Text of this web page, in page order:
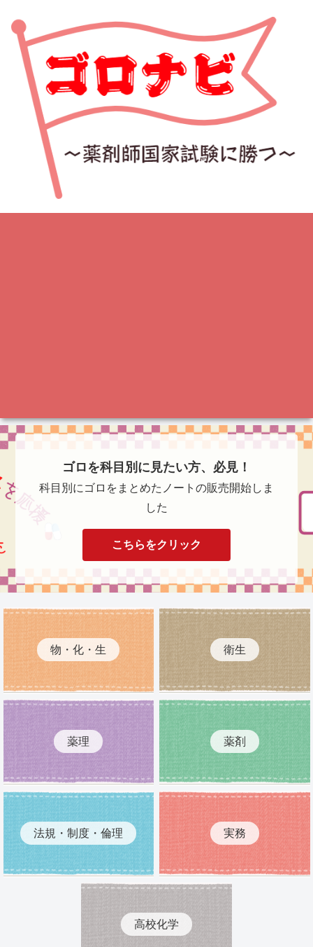
ゴロを科目別に見たい方、必見！
科目別にゴロをまとめたノートの販売開始しま
した
こちらをクリック
物・化・生 衛生
薬理 薬剤
法規・制度・倫理 実務
高校化学